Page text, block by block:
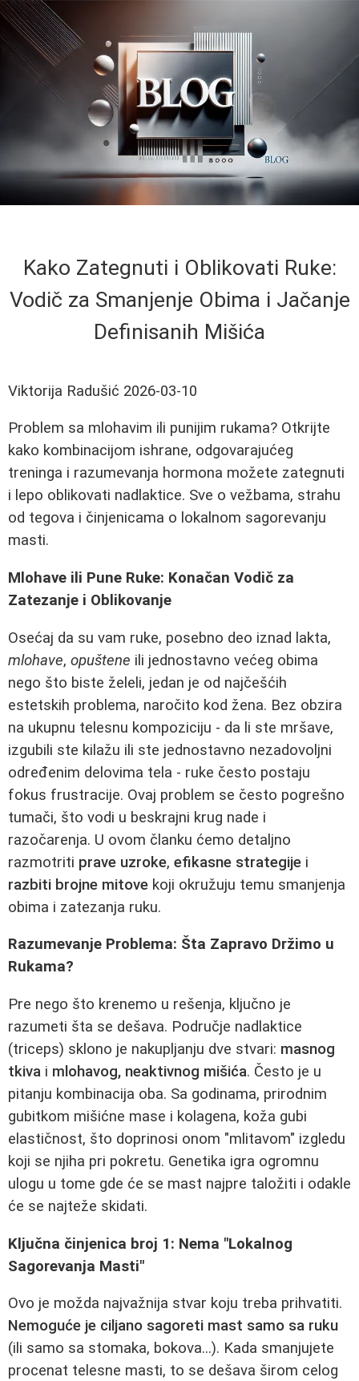
Kako Zategnuti i Oblikovati Ruke:
Vodič za Smanjenje Obima i Jačanje
Definisanih Mišića
Viktorija Radušić 2026-03-10
Problem sa mlohavim ili punijim rukama? Otkrijte
kako kombinacijom ishrane, odgovarajućeg
treninga i razumevanja hormona možete zategnuti
i lepo oblikovati nadlaktice. Sve o vežbama, strahu
od tegova i činjenicama o lokalnom sagorevanju
masti.
Mlohave ili Pune Ruke: Konačan Vodič za
Zatezanje i Oblikovanje
Osećaj da su vam ruke, posebno deo iznad lakta,
mlohave, opuštene ili jednostavno većeg obima
nego što biste želeli, jedan je od najčešćih
estetskih problema, naročito kod žena. Bez obzira
na ukupnu telesnu kompoziciju - da li ste mršave,
izgubili ste kilažu ili ste jednostavno nezadovoljni
određenim delovima tela - ruke često postaju
fokus frustracije. Ovaj problem se često pogrešno
tumači, što vodi u beskrajni krug nade i
razočarenja. U ovom članku ćemo detaljno
razmotriti prave uzroke, efikasne strategije i
razbiti brojne mitove koji okružuju temu smanjenja
obima i zatezanja ruku.
Razumevanje Problema: Šta Zapravo Držimo u
Rukama?
Pre nego što krenemo u rešenja, ključno je
razumeti šta se dešava. Područje nadlaktice
(triceps) sklono je nakupljanju dve stvari: masnog
tkiva i mlohavog, neaktivnog mišića. Često je u
pitanju kombinacija oba. Sa godinama, prirodnim
gubitkom mišićne mase i kolagena, koža gubi
elastičnost, što doprinosi onom "mlitavom" izgledu
koji se njiha pri pokretu. Genetika igra ogromnu
ulogu u tome gde će se mast najpre taložiti i odakle
će se najteže skidati.
Ključna činjenica broj 1: Nema "Lokalnog
Sagorevanja Masti"
Ovo je možda najvažnija stvar koju treba prihvatiti.
Nemoguće je ciljano sagoreti mast samo sa ruku
(ili samo sa stomaka, bokova...). Kada smanjujete
procenat telesne masti, to se dešava širom celog